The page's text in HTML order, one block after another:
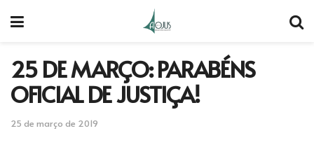
25 DE MARÇO: PARABÉNS
OFICIAL DE JUSTIÇA!
25 de março de 2019